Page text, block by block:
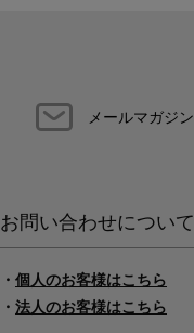
メールマガジン
お問い合わせについて
・ 個人のお客様はこちら
・ 法人のお客様はこちら